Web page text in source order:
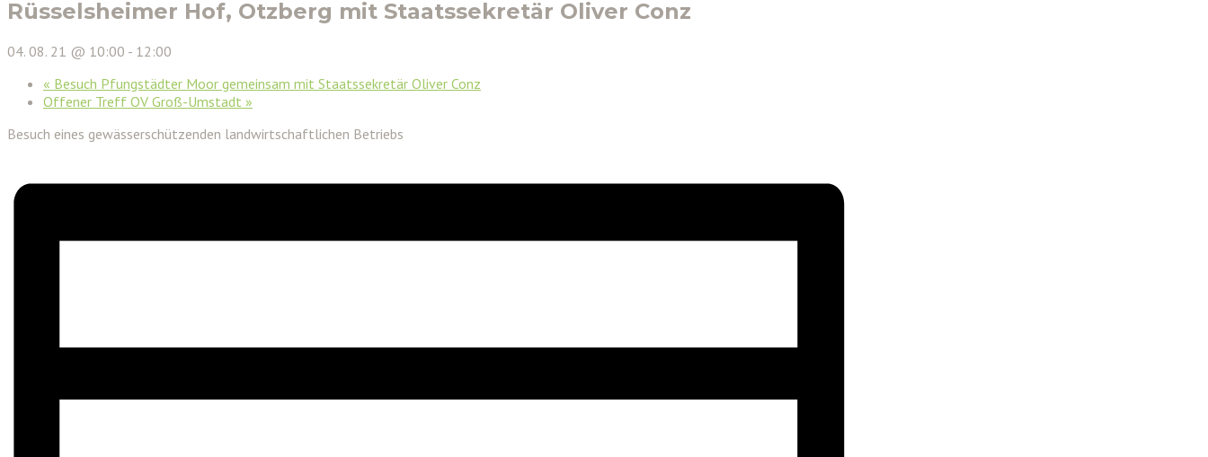
Rüsselsheimer Hof, Otzberg mit Staatssekretär Oliver Conz
04. 08. 21 @ 10:00 - 12:00
« Besuch Pfungstädter Moor gemeinsam mit Staatssekretär Oliver Conz
Offener Treff OV Groß-Umstadt »
Besuch eines gewässerschützenden landwirtschaftlichen Betriebs